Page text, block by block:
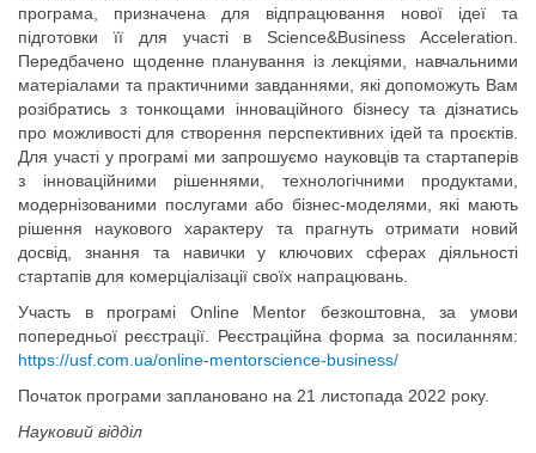
програма, призначена для відпрацювання нової ідеї та
підготовки її для участі в Sсience&Business Acceleration.
Передбачено щоденне планування із лекціями, навчальними
матеріалами та практичними завданнями, які допоможуть Вам
розібратись з тонкощами інноваційного бізнесу та дізнатись
про можливості для створення перспективних ідей та проєктів.
Для участі у програмі ми запрошуємо науковців та стартаперів
з інноваційними рішеннями, технологічними продуктами,
модернізованими послугами або бізнес-моделями, які мають
рішення наукового характеру та прагнуть отримати новий
досвід, знання та навички у ключових сферах діяльності
стартапів для комерціалізації своїх напрацювань.
Участь в програмі Online Mentor безкоштовна, за умови
попередньої реєстрації. Реєстраційна форма за посиланням:
https://usf.com.ua/online-mentorscience-business/
Початок програми заплановано на 21 листопада 2022 року.
Науковий відділ